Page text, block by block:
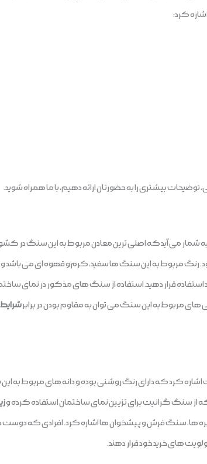
کرد:
توضیحات بیشتری را به حضورتان ارائه دهیم، با ما همراه شوید.
شمار می آید که اصلی ترین معادن مربوط به این سنگ در کشور
رنگ مربوط به این سنگ ها سفید، کرم و قهوه ای می باشد و
استفاده قرار دهید. استفاده از سنگ های مذکور در نمای
های مربوط به این سنگ می توان به مقاوم بودن در برابر
کرد که دارای رنگ روشنی بوده و دانه های مربوط به
از سنگ گرانیت برای تزیین نمای ساختمان استفاده کرده و
ها، سنگ فرش و پیشخوان ها اشاره کرد. افرادی که دوست
های خرید خود قرار دهند.